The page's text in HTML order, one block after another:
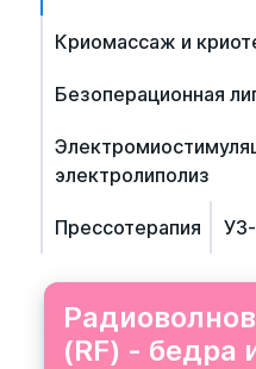
(RF) - бедра
Криомассаж и
Безоперационная
электролиполиз
Прессотерапия